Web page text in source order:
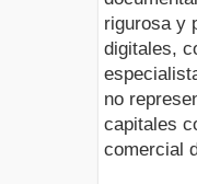
rigurosa y
digitales,
no
capitales
comercial